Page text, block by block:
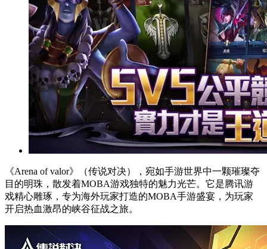
《Arena of valor》（传说对决），宛如手游世界中一颗璀璨夺
目的明珠，散发着MOBA游戏独特的魅力光芒。它是腾讯游
戏精心雕琢，专为海外玩家打造的MOBA手游盛宴，为玩家
开启热血激昂的峡谷征战之旅。